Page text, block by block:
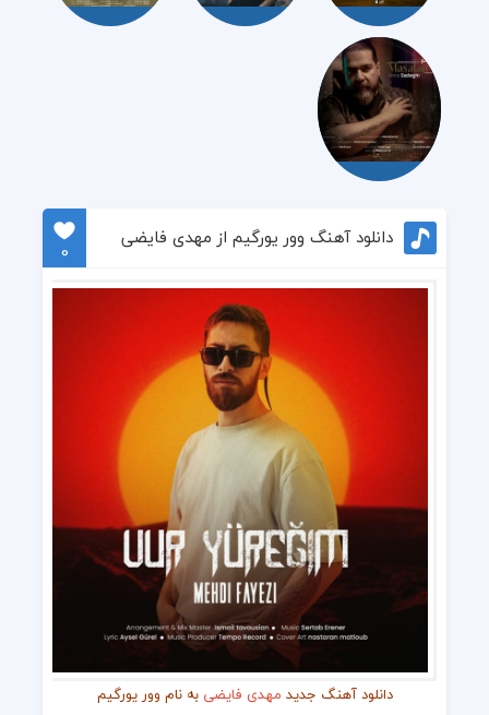
دانلود آهنگ وور یورگیم از مهدی فایضی
0
دانلود آهنگ جدید مهدی فایضی به نام وور یورگیم